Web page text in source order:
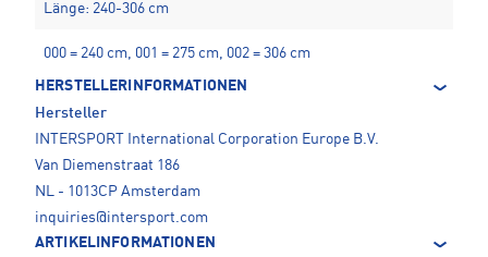
Länge: 240-306 cm
000 = 240 cm, 001 = 275 cm, 002 = 306 cm
HERSTELLERINFORMATIONEN
Hersteller
INTERSPORT International Corporation Europe B.V.
Van Diemenstraat 186
NL - 1013CP Amsterdam
inquiries@intersport.com
ARTIKELINFORMATIONEN